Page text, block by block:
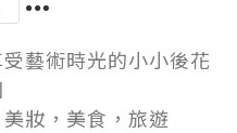
藝術時光的小小後花
妝，美食，旅遊